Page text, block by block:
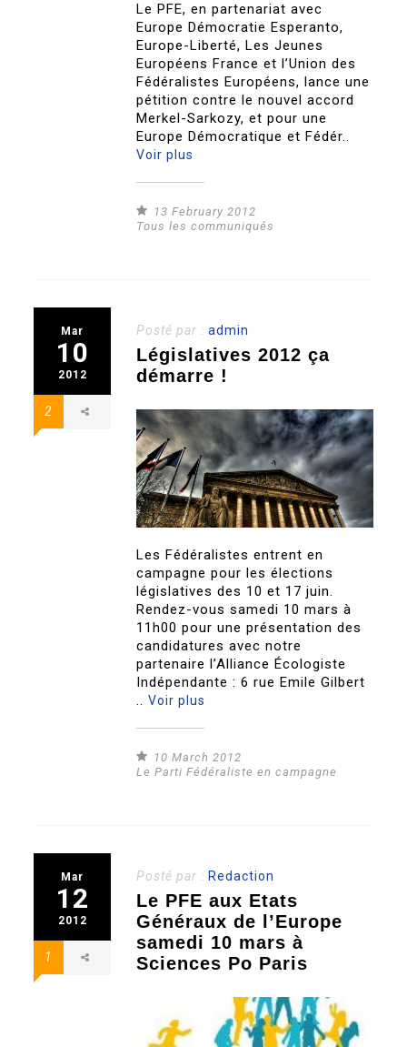
Le PFE, en partenariat avec
Europe Démocratie Esperanto,
Europe-Liberté, Les Jeunes
Européens France et l’Union des
Fédéralistes Européens, lance une
pétition contre le nouvel accord
Merkel-Sarkozy, et pour une
Europe Démocratique et Fédér..
Voir plus
13 February 2012
Tous les communiqués
Mar
10
2012
2
Posté par :admin
Législatives 2012 ça
démarre !
Les Fédéralistes entrent en
campagne pour les élections
législatives des 10 et 17 juin.
Rendez-vous samedi 10 mars à
11h00 pour une présentation des
candidatures avec notre
partenaire l’Alliance Écologiste
Indépendante : 6 rue Emile Gilbert
..Voir plus
10 March 2012
Le Parti Fédéraliste en campagne
Mar
12
2012
1
Posté par : Redaction
Le PFE aux Etats
Généraux de l’Europe
samedi 10 mars à
Sciences Po Paris